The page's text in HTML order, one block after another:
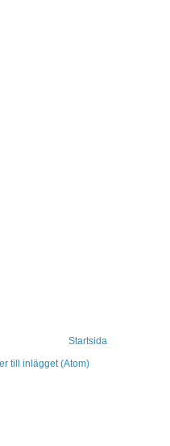
Startsida
till inlägget (Atom)